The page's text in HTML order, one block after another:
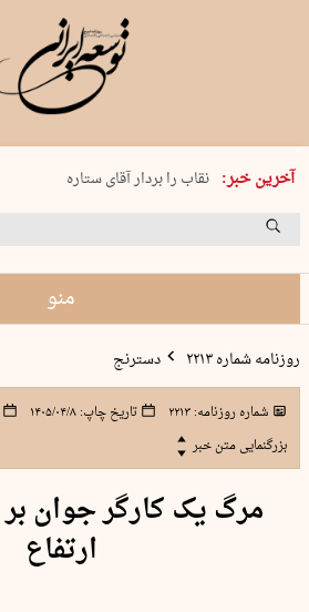
آخرین خبر:
پنجشنبه 15 مرداد 1405 شماره 2243
نقاب را بردار آقای ستاره
کدام فوتبال؟
منو
روزنامه شماره ۲۲۱۳ دسترنج
شماره روزنامه:۲۲۱۳ تاریخ چاپ:۱۴۰۵/۰۴/۸
بزرگنمایی متن خبر
مرگ یک کارگر جوان
ارتفاع